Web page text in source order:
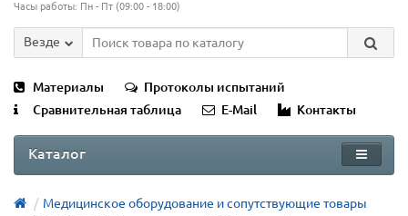
Часы работы: Пн - Пт (09:00 - 18:00)
Везде
Материалы
Протоколы испытаний
Сравнительная таблица
E-Mail Контакты
Каталог
Медицинское оборудование и сопутствующие товары